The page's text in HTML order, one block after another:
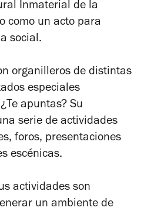
Inmaterial de la
como un acto para
social.
organilleros de distintas
especiales
apuntas? Su
serie de actividades
foros, presentaciones
escénicas.
actividades son
un ambiente de